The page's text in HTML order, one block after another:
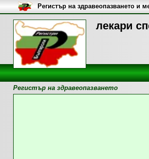
лекари
Регистър на здравеопазването и
Регистър на здравеопазването